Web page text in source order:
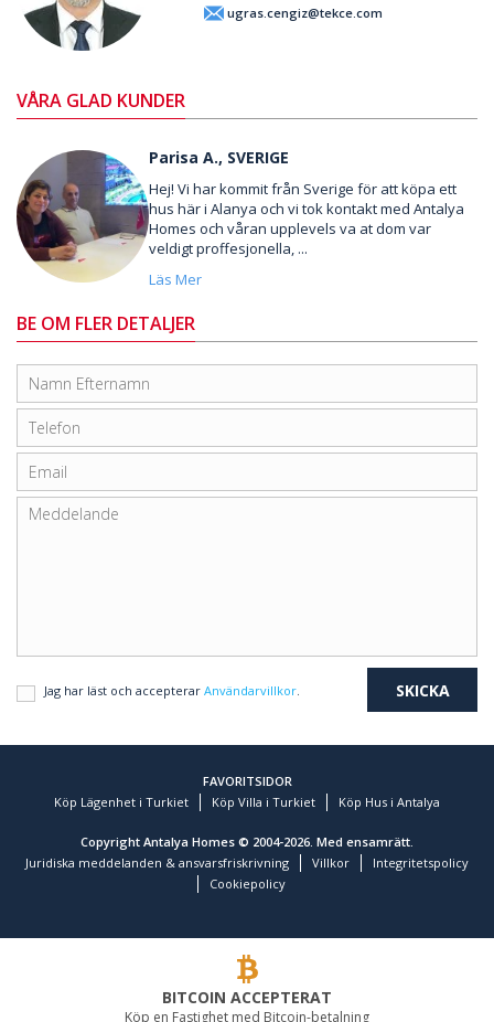
ugras.cengiz@tekce.com
VÅRA GLAD KUNDER
Parisa A., SVERIGE
Hej! Vi har kommit från Sverige för att köpa ett
hus här i Alanya och vi tok kontakt med Antalya
Homes och våran upplevels va at dom var
veldigt proffesjonella, ...
Läs Mer
BE OM FLER DETALJER
Jag har läst och accepterar Användarvillkor
FAVORITSIDOR
Köp Lägenhet i Turkiet
Köp Villa i Turkiet Köp Hus i Antalya
Copyright Antalya Homes © 2004-2026. Med ensamrätt.
Juridiska meddelanden & ansvarsfriskrivning
Villkor
Integritetspolicy
Cookiepolicy
BITCOIN ACCEPTERAT
Köp en Fastighet med Bitcoin-betalning